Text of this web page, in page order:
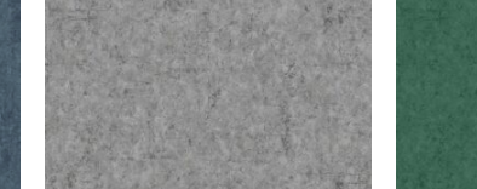
Add to
wishlist